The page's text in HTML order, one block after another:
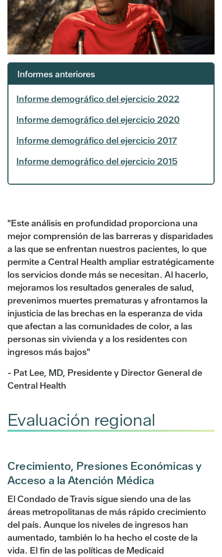
Informes anteriores
Informe demográfico del ejercicio 2022
Informe demográfico del ejercicio 2020
Informe demográfico del ejercicio 2017
Informe demográfico del ejercicio 2015
"Este análisis en profundidad proporciona una
mejor comprensión de las barreras y disparidades
a las que se enfrentan nuestros pacientes, lo que
permite a Central Health ampliar estratégicamente
los servicios donde más se necesitan. Al hacerlo,
mejoramos los resultados generales de salud,
prevenimos muertes prematuras y afrontamos la
injusticia de las brechas en la esperanza de vida
que afectan a las comunidades de color, a las
personas sin vivienda y a los residentes con
ingresos más bajos"
- Pat Lee, MD, Presidente y Director General de
Central Health
Evaluación regional
Crecimiento, Presiones Económicas y
Acceso a la Atención Médica
El Condado de Travis sigue siendo una de las
áreas metropolitanas de más rápido crecimiento
del país. Aunque los niveles de ingresos han
aumentado, también lo ha hecho el coste de la
vida. El fin de las políticas de Medicaid